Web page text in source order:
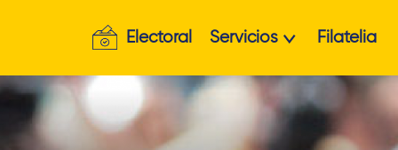
Electoral Servicios Filatelia